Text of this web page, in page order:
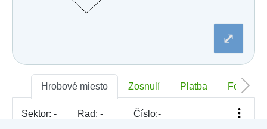
Dolný Lopašov
Dolný Ohaj
Dubnica nad Váhom
⤢
Hrobové miesto Zosnulí Platba Foto
Sektor: - Rad: - Číslo:-